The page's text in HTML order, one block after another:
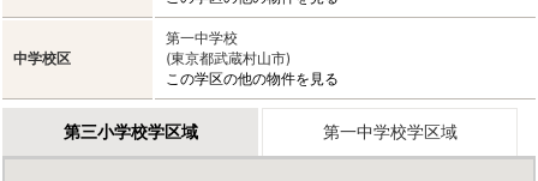
中学校区
第一中学校
(東京都武蔵村山市)
この学区の他の物件を見る
第三小学校学区域 第一中学校学区域